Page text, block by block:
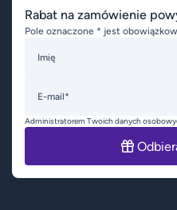
Rabat na zamówienie
Pole oznaczone * jest
Imię
E-mail*
Administratorem Twoich danych